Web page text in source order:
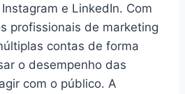
e LinkedIn. Com
profissionais de marketing
contas de forma
o desempenho das
com o público. A